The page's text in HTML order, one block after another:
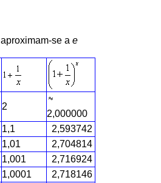
aproximam-se ae
2
2,000000
1,1
2,593742
1,01
2,704814
1,001
2,716924
1,0001
2,718146